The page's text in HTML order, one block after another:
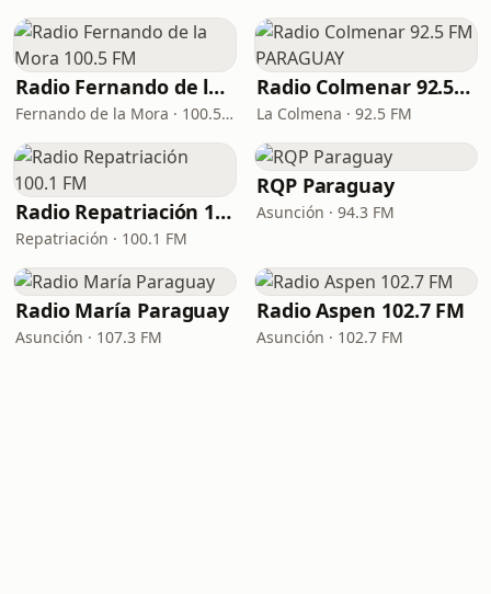
Radio Fernando de la Mora 100.5 FM
Fernando de la Mora · 100.5 FM
Radio Colmenar 92.5 FM PARAGUAY
La Colmena · 92.5 FM
Radio Repatriación 100.1 FM
Repatriación · 100.1 FM
RQP Paraguay
Asunción · 94.3 FM
Radio María Paraguay
Asunción · 107.3 FM
Radio Aspen 102.7 FM
Asunción · 102.7 FM